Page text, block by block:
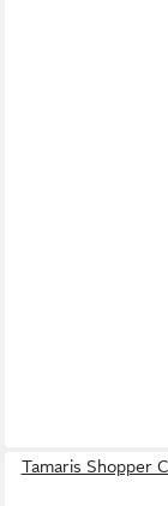
Tamaris Shopper